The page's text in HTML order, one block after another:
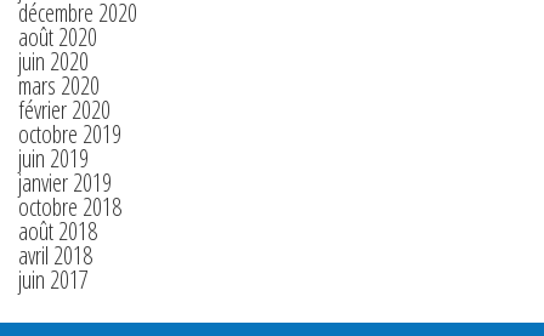
décembre 2020
août 2020
juin 2020
mars 2020
février 2020
octobre 2019
juin 2019
janvier 2019
octobre 2018
août 2018
avril 2018
juin 2017